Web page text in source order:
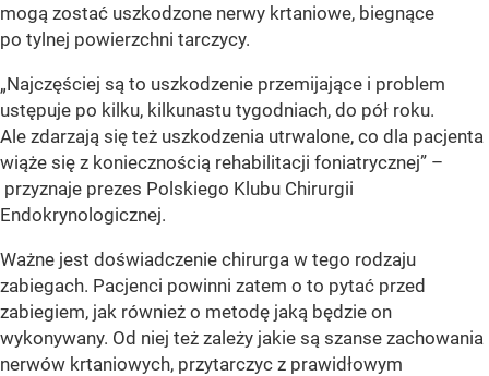
mogą zostać uszkodzone nerwy krtaniowe, biegnące
po tylnej powierzchni tarczycy.
„Najczęściej są to uszkodzenie przemijające i problem
ustępuje po kilku, kilkunastu tygodniach, do pół roku.
Ale zdarzają się też uszkodzenia utrwalone, co dla pacjenta
wiąże się z koniecznością rehabilitacji foniatrycznej” –
przyznaje prezes Polskiego Klubu Chirurgii
Endokrynologicznej.
Ważne jest doświadczenie chirurga w tego rodzaju
zabiegach. Pacjenci powinni zatem o to pytać przed
zabiegiem, jak również o metodę jaką będzie on
wykonywany. Od niej też zależy jakie są szanse zachowania
nerwów krtaniowych, przytarczyc z prawidłowym